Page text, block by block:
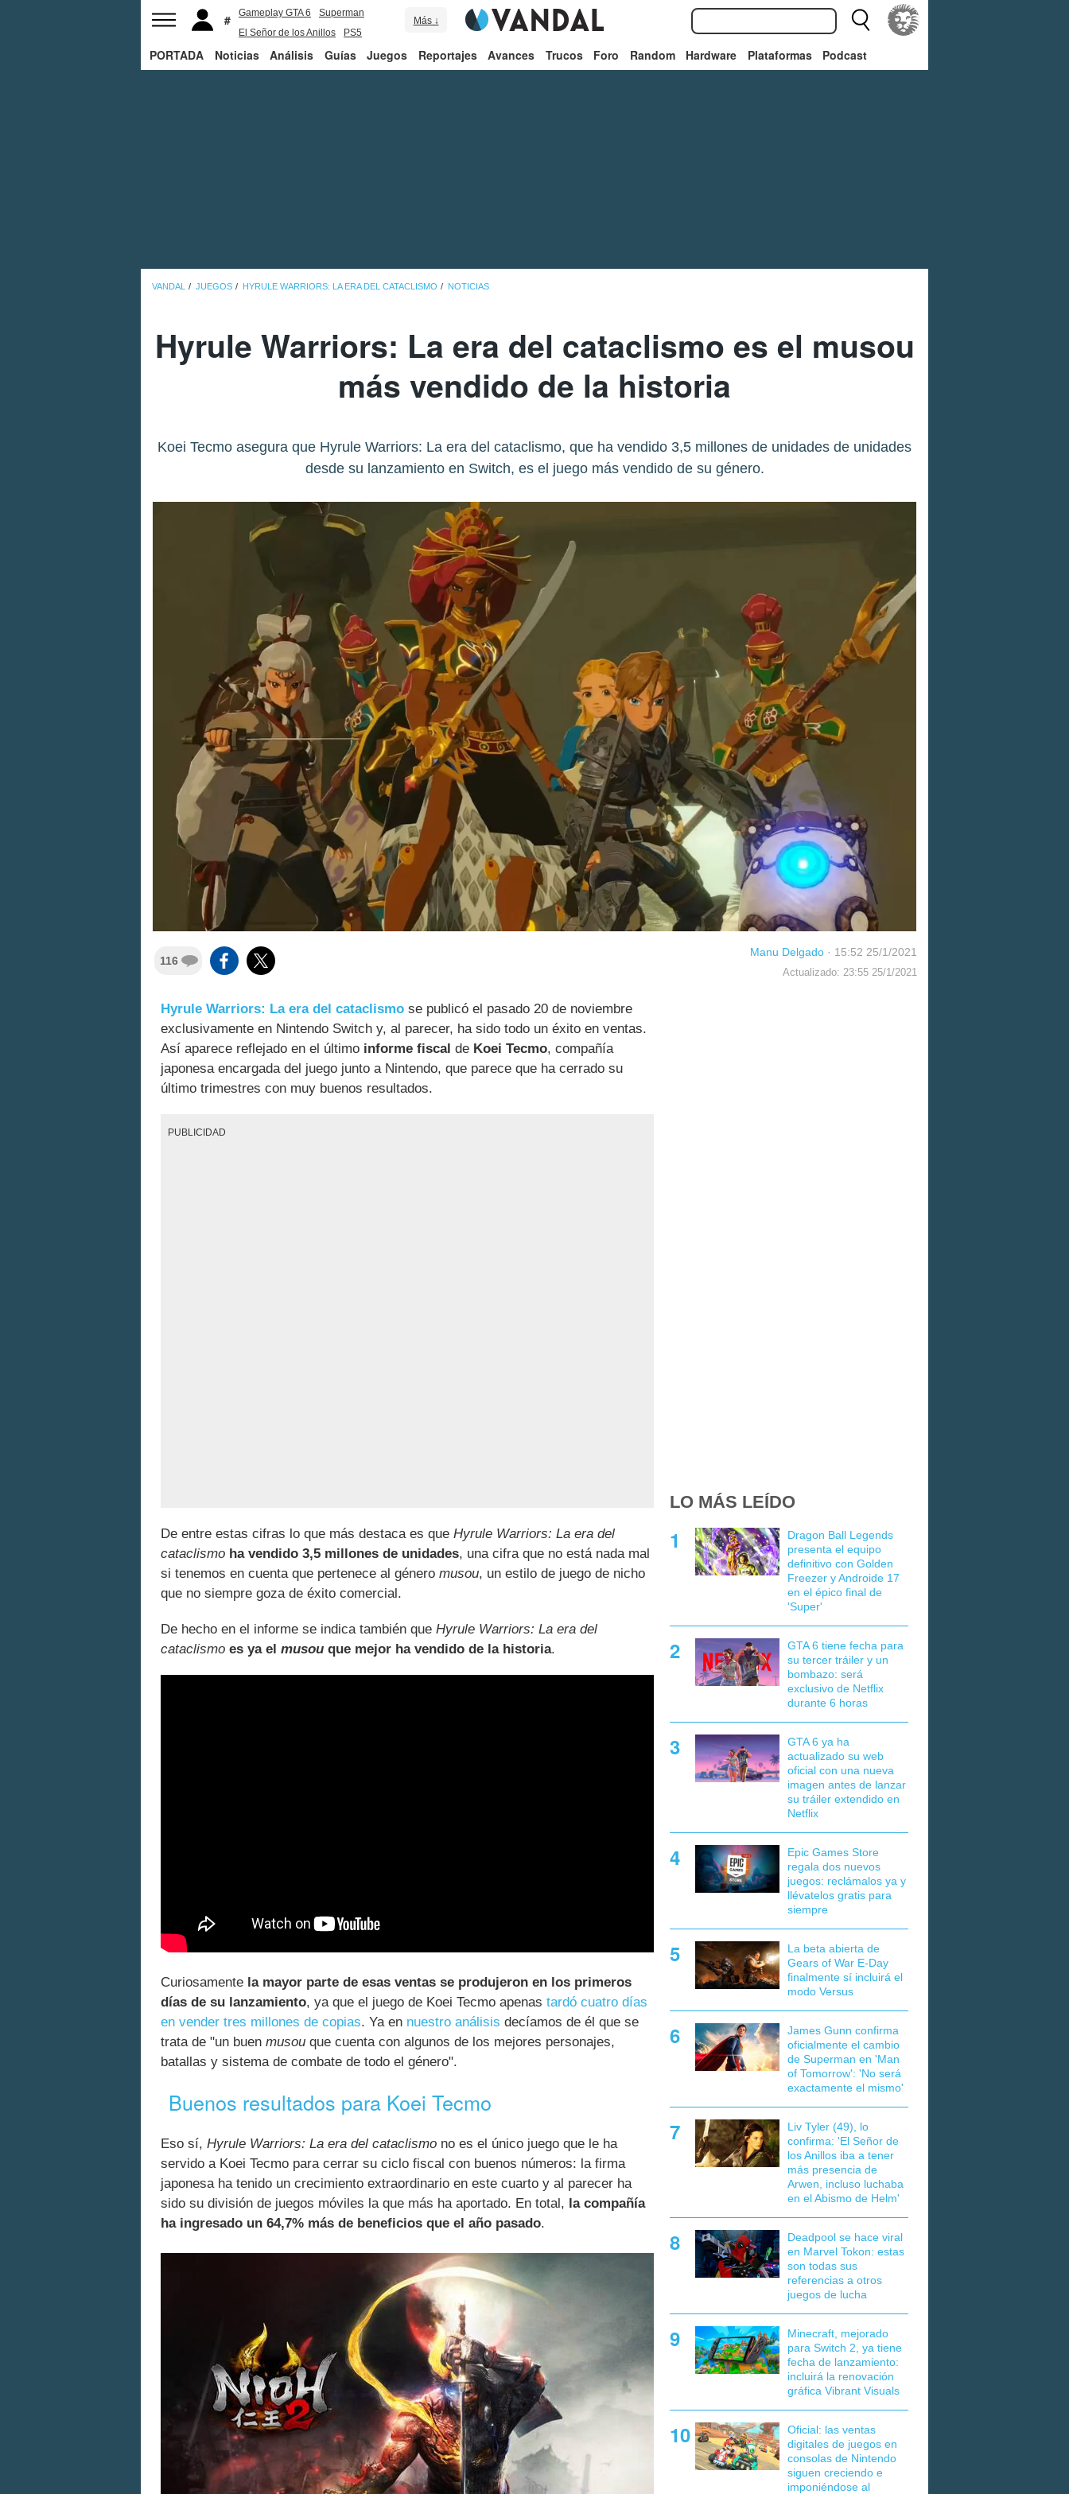
Gameplay GTA 6
Superman
El Señor de los Anillos
PS5
Más ↓
PORTADA Noticias Análisis Guías Juegos Reportajes Avances Trucos Foro Random Hardware Plataformas Podcast
VANDAL JUEGOS HYRULE WARRIORS: LA ERA DEL CATACLISMO NOTICIAS
Hyrule Warriors: La era del cataclismo es el musou
más vendido de la historia
Koei Tecmo asegura que Hyrule Warriors: La era del cataclismo, que ha vendido 3,5 millones de unidades de unidades
desde su lanzamiento en Switch, es el juego más vendido de su género.
116
Manu Delgado · 15:52 25/1/2021
Actualizado: 23:55 25/1/2021
Hyrule Warriors: La era del cataclismo se publicó el pasado 20 de noviembre
exclusivamente en Nintendo Switch y, al parecer, ha sido todo un éxito en ventas.
Así aparece reflejado en el último informe fiscal de Koei Tecmo, compañía
japonesa encargada del juego junto a Nintendo, que parece que ha cerrado su
último trimestres con muy buenos resultados.
PUBLICIDAD
De entre estas cifras lo que más destaca es que Hyrule Warriors: La era del
cataclismo ha vendido 3,5 millones de unidades, una cifra que no está nada mal
si tenemos en cuenta que pertenece al género musou, un estilo de juego de nicho
que no siempre goza de éxito comercial.
De hecho en el informe se indica también que Hyrule Warriors: La era del
cataclismo es ya el musou que mejor ha vendido de la historia.
Curiosamente la mayor parte de esas ventas se produjeron en los primeros
días de su lanzamiento, ya que el juego de Koei Tecmo apenas tardó cuatro días
en vender tres millones de copias. Ya en nuestro análisis decíamos de él que se
trata de "un buen musou que cuenta con algunos de los mejores personajes,
batallas y sistema de combate de todo el género".
Buenos resultados para Koei Tecmo
Eso sí, Hyrule Warriors: La era del cataclismo no es el único juego que le ha
servido a Koei Tecmo para cerrar su ciclo fiscal con buenos números: la firma
japonesa ha tenido un crecimiento extraordinario en este cuarto y al parecer ha
sido su división de juegos móviles la que más ha aportado. En total, la compañía
ha ingresado un 64,7% más de beneficios que el año pasado.
LO MÁS LEÍDO
Dragon Ball Legends
presenta el equipo
definitivo con Golden
Freezer y Androide 17
en el épico final de
'Super'
GTA 6 tiene fecha para
su tercer tráiler y un
bombazo: será
exclusivo de Netflix
durante 6 horas
GTA 6 ya ha
actualizado su web
oficial con una nueva
imagen antes de lanzar
su tráiler extendido en
Netflix
Epic Games Store
regala dos nuevos
juegos: reclámalos ya y
llévatelos gratis para
siempre
La beta abierta de
Gears of War E-Day
finalmente sí incluirá el
modo Versus
James Gunn confirma
oficialmente el cambio
de Superman en 'Man
of Tomorrow': 'No será
exactamente el mismo'
Liv Tyler (49), lo
confirma: 'El Señor de
los Anillos iba a tener
más presencia de
Arwen, incluso luchaba
en el Abismo de Helm'
Deadpool se hace viral
en Marvel Tokon: estas
son todas sus
referencias a otros
juegos de lucha
Minecraft, mejorado
para Switch 2, ya tiene
fecha de lanzamiento:
incluirá la renovación
gráfica Vibrant Visuals
Oficial: las ventas
digitales de juegos en
consolas de Nintendo
siguen creciendo e
imponiéndose al